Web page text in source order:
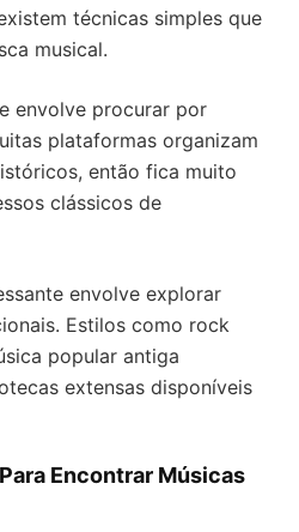
técnicas simples que
musical.
envolve procurar por
plataformas organizam
então fica muito
clássicos de
envolve explorar
Estilos como rock
popular antiga
extensas disponíveis
Encontrar Músicas